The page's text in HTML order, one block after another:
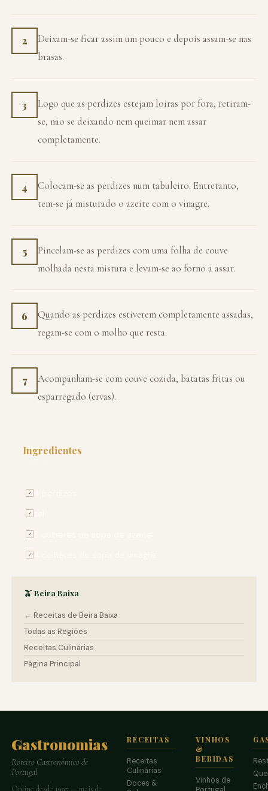
2
Deixam-se ficar assim um pouco e depois assam-se nas
brasas.
3
Logo que as perdizes estejam loiras por fora, retiram-
se, não se deixando nem queimar nem assar
completamente.
4
Colocam-se as perdizes num tabuleiro. Entretanto,
tem-se já misturado o azeite com o vinagre.
5
Pincelam-se as perdizes com uma folha de couve
molhada nesta mistura e levam-se ao forno a assar.
6
Quando as perdizes estiverem completamente assadas,
regam-se com o molho que resta.
7
Acompanham-se com couve cozida, batatas fritas ou
esparregado (ervas).
Ingredientes
✓
✓
✓
✓
🫒 Beira Baixa
← Receitas de Beira Baixa
Todas as Regiões
Receitas Culinárias
Página Principal
Gastronomias
Roteiro Gastronómico de
Portugal
RECEITAS
Receitas
Culinárias
Doces &
VINHOS
&
BEBIDAS
Vinhos de